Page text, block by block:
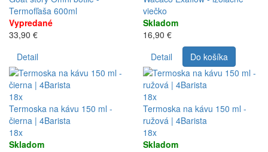
Termofľaša 600ml
Vypredané
33,90 €
Detail
viečko
Skladom
16,90 €
Detail
Do košíka
18x
Termoska na kávu 150 ml -
čierna | 4Barista
18x
Skladom
18x
Termoska na kávu 150 ml -
ružová | 4Barista
18x
Skladom